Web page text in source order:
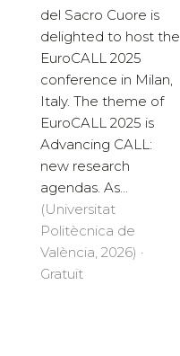
del Sacro Cuore is
delighted to host the
EuroCALL 2025
conference in Milan,
Italy. The theme of
EuroCALL 2025 is
Advancing CALL:
new research
agendas. As...
(Universitat
Politècnica de
València, 2026) ·
Gratuït